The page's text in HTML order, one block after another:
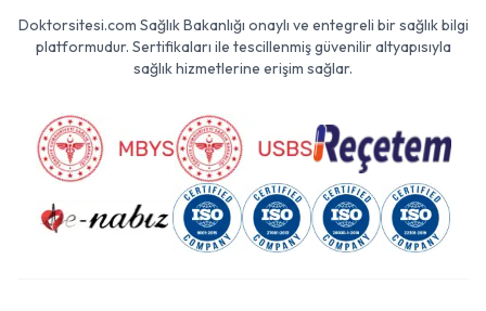
Doktorsitesi.com Sağlık Bakanlığı onaylı ve entegreli bir sağlık bilgi
platformudur. Sertifikaları ile tescillenmiş güvenilir altyapısıyla
sağlık hizmetlerine erişim sağlar.